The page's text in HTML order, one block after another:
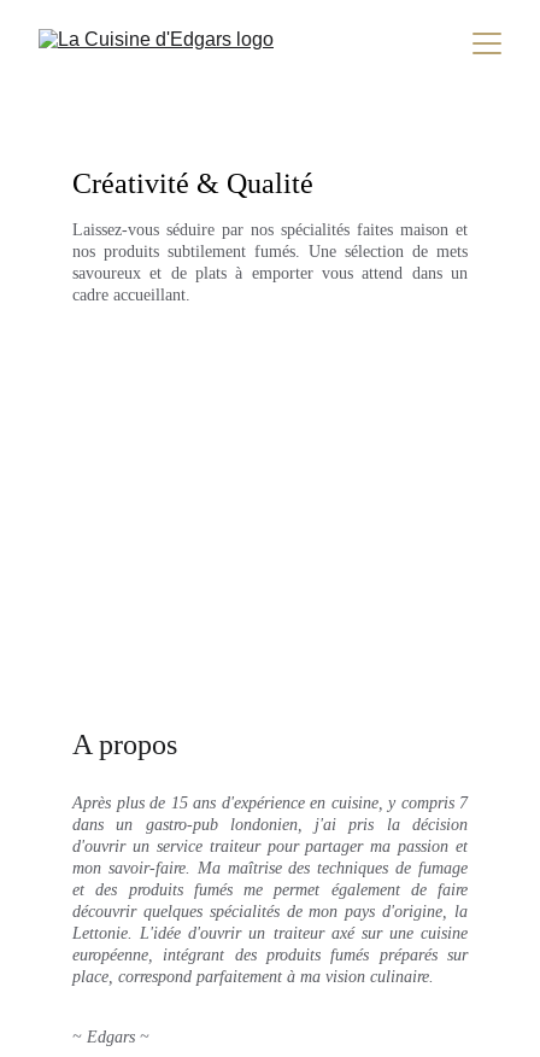
Créativité & Qualité
Laissez-vous séduire par nos spécialités faites maison et
nos produits subtilement fumés. Une sélection de mets
savoureux et de plats à emporter vous attend dans un
cadre accueillant.
A propos
Après plus de 15 ans d'expérience en cuisine, y compris 7
dans un gastro-pub londonien, j'ai pris la décision
d'ouvrir un service traiteur pour partager ma passion et
mon savoir-faire. Ma maîtrise des techniques de fumage
et des produits fumés me permet également de faire
découvrir quelques spécialités de mon pays d'origine, la
Lettonie. L'idée d'ouvrir un traiteur axé sur une cuisine
européenne, intégrant des produits fumés préparés sur
place, correspond parfaitement à ma vision culinaire.
~ Edgars ~